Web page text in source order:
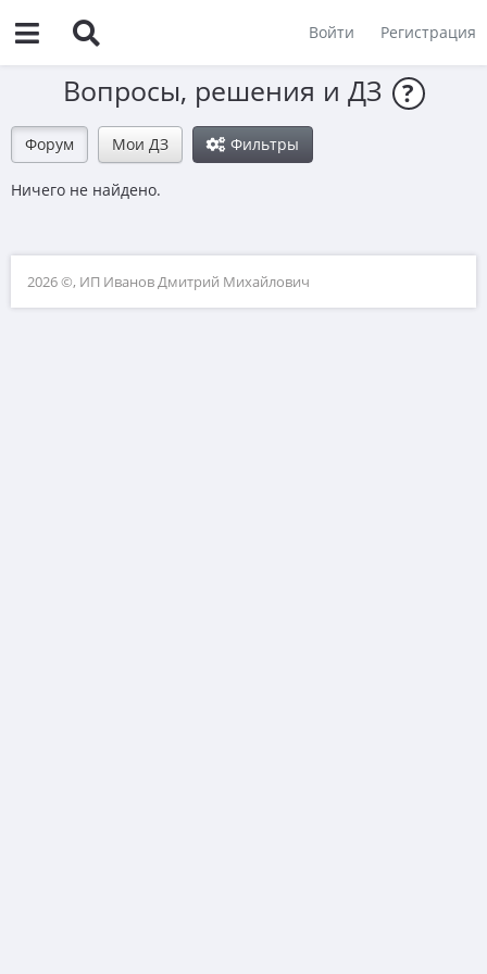
Войти Регистрация
Вопросы, решения и ДЗ ?
Форум Мои ДЗ Фильтры
Ничего не найдено.
2026 ©, ИП Иванов Дмитрий Михайлович